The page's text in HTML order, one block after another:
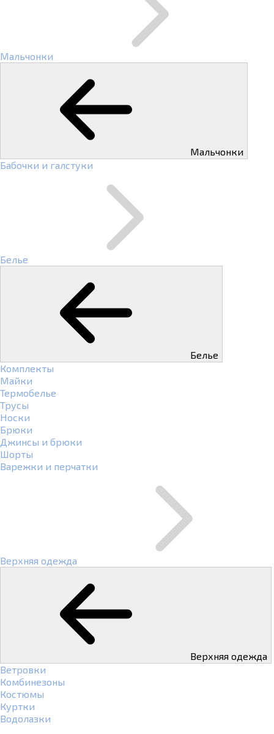
Мальчонки
Мальчонки
Бабочки и галстуки
Белье
Белье
Комплекты
Майки
Термобелье
Трусы
Носки
Брюки
Джинсы и брюки
Шорты
Варежки и перчатки
Верхняя одежда
Верхняя одежда
Ветровки
Комбинезоны
Костюмы
Куртки
Водолазки